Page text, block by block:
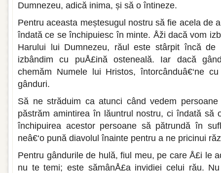
Dumnezeu, adică inima, și să o întineze.
Pentru aceasta meștesugul nostru să fie acela de
îndată ce se închipuiesc în minte. Åži dacă vom
Harului lui Dumnezeu, răul este stârpit încă
izbândim cu puÅ£ină osteneală. Iar dacă
chemăm Numele lui Hristos, întorcânduâ€‘ne
gânduri.
Să ne străduim ca atunci când vedem
păstrăm amintirea în lăuntrul nostru, ci îndată să
închipuirea acestor persoane să pătrundă în
neâ€‘o pună diavolul înainte pentru a ne pricinui
Pentru gândurile de hulă, fiul meu, pe care Å£i le
nu te temi; este sămânÅ£a invidiei celui rău.